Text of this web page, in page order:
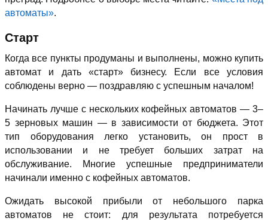
автоматы».
Старт
Когда все пункты продуманы и выполнены, можно купить
автомат и дать «старт» бизнесу. Если все условия
соблюдены верно — поздравляю с успешным началом!
Начинать лучше с нескольких кофейных автоматов — 3–
5 зерновых машин — в зависимости от бюджета. Этот
тип оборудования легко установить, он прост в
использовании и не требует больших затрат на
обслуживание. Многие успешные предприниматели
начинали именно с кофейных автоматов.
Ожидать высокой прибыли от небольшого парка
автоматов не стоит: для результата потребуется